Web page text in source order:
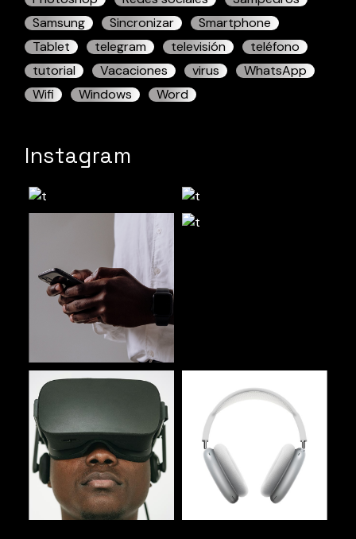
Samsung
Sincronizar
Smartphone
Tablet
telegram televisión
teléfono
tutorial
Vacaciones virus
WhatsApp
Wifi
Windows Word
Instagram